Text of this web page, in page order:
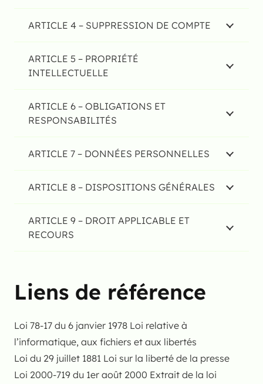
ARTICLE 4 – SUPPRESSION DE COMPTE
ARTICLE 5 – PROPRIÉTÉ
INTELLECTUELLE
ARTICLE 6 – OBLIGATIONS ET
RESPONSABILITÉS
ARTICLE 7 – DONNÉES PERSONNELLES
ARTICLE 8 – DISPOSITIONS GÉNÉRALES
ARTICLE 9 – DROIT APPLICABLE ET
RECOURS
Liens de référence
Loi 78-17 du 6 janvier 1978 Loi relative à
l’informatique, aux fichiers et aux libertés
Loi du 29 juillet 1881 Loi sur la liberté de la presse
Loi 2000-719 du 1er août 2000 Extrait de la loi